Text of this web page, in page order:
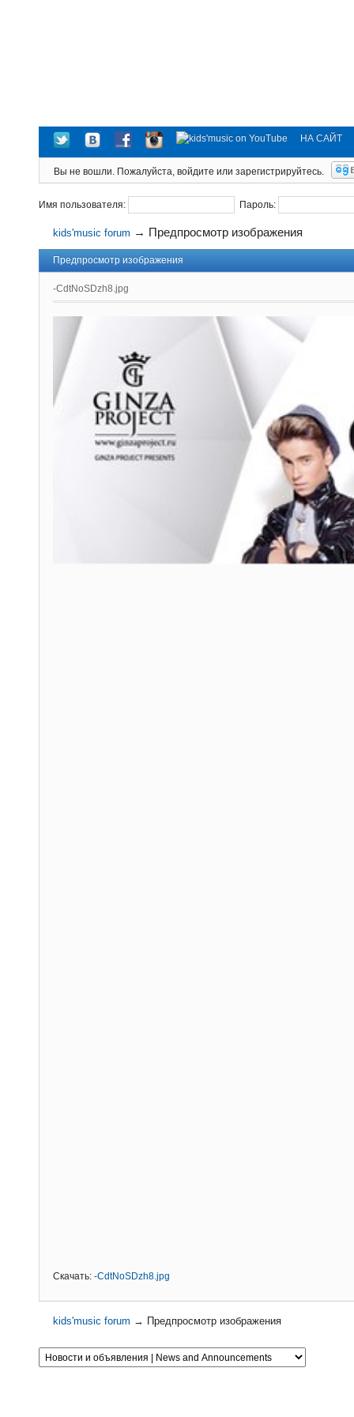
НА САЙТ
Вы не вошли. Пожалуйста, войдите или зарегистрируйтесь.
Имя пользователя: Пароль:
kids'music forum → Предпросмотр изображения
Предпросмотр изображения
-CdtNoSDzh8.jpg
Скачать: -CdtNoSDzh8.jpg
kids'music forum → Предпросмотр изображения